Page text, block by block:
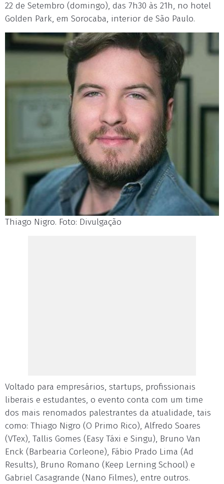
22 de Setembro (domingo), das 7h30 às 21h, no hotel
Golden Park, em Sorocaba, interior de São Paulo.
Thiago Nigro. Foto: Divulgação
Voltado para empresários, startups, profissionais
liberais e estudantes, o evento conta com um time
dos mais renomados palestrantes da atualidade, tais
como: Thiago Nigro (O Primo Rico), Alfredo Soares
(VTex), Tallis Gomes (Easy Táxi e Singu), Bruno Van
Enck (Barbearia Corleone), Fábio Prado Lima (Ad
Results), Bruno Romano (Keep Lerning School) e
Gabriel Casagrande (Nano Filmes), entre outros.